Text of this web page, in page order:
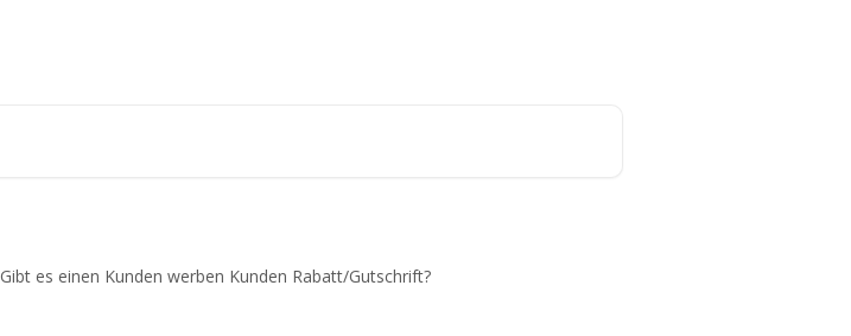
Gibt es einen Kunden werben Kunden Rabatt/Gutschrift?